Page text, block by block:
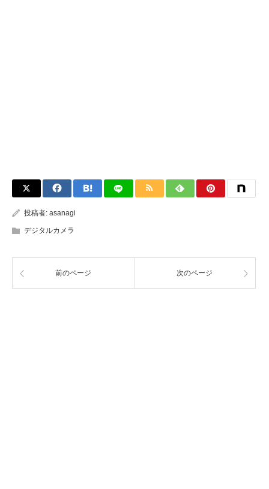
投稿者: asanagi
デジタルカメラ
前のページ 次のページ